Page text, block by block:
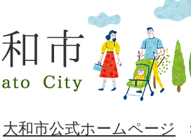
大和市公式ホームページ